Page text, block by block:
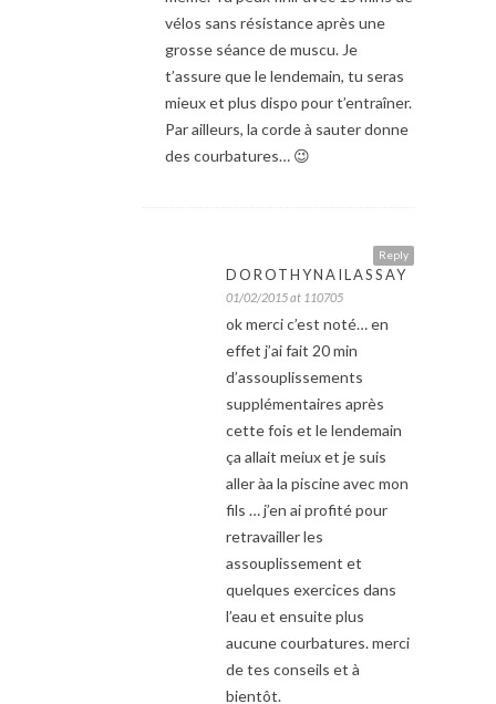
vélos sans résistance après une
grosse séance de muscu. Je
t’assure que le lendemain, tu seras
mieux et plus dispo pour t’entraîner.
Par ailleurs, la corde à sauter donne
des courbatures… 😉
Reply
DOROTHYNAILASSAY
01/02/2015 at 110705
ok merci c’est noté… en
effet j’ai fait 20 min
d’assouplissements
supplémentaires après
cette fois et le lendemain
ça allait meiux et je suis
aller àa la piscine avec mon
fils … j’en ai profité pour
retravailler les
assouplissement et
quelques exercices dans
l’eau et ensuite plus
aucune courbatures. merci
de tes conseils et à
bientôt.